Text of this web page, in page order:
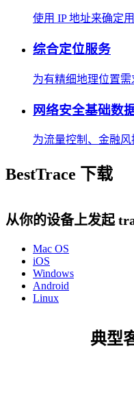
使用 IP 地址来确定
综合定位服务
为有精细地理位置需
网络安全基础数
为流量控制、金融
BestTrace 下载
从你的设备上发起
Mac OS
iOS
Windows
Android
Linux
典型